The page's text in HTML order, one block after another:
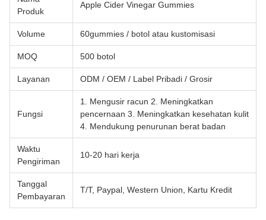
Produk
Apple Cider Vinegar Gummies
Volume 60gummies / botol atau kustomisasi
MOQ 500 botol
Layanan ODM / OEM / Label Pribadi / Grosir
Fungsi
1. Mengusir racun 2. Meningkatkan
pencernaan 3. Meningkatkan kesehatan kulit
4. Mendukung penurunan berat badan
Waktu
Pengiriman
10-20 hari kerja
Tanggal
Pembayaran
T/T, Paypal, Western Union, Kartu Kredit